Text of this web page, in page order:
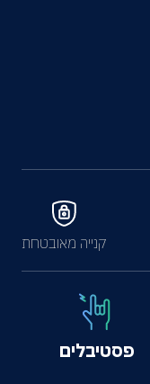
פסטיבלים
קנייה מאובטחת